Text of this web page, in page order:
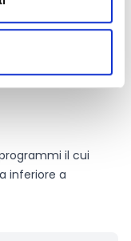
il cui
inferiore a